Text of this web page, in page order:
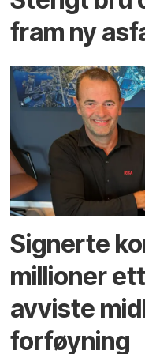
fram ny
Signerte
millioner
avviste
forføyning